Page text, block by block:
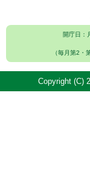
開庁日：
（毎月第2・
Copyright (C)